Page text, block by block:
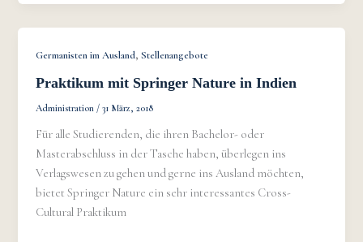
Germanisten im Ausland,Stellenangebote
Praktikum mit Springer Nature in Indien
Administration /31 März, 2018
Für alle Studierenden, die ihren Bachelor- oder
Masterabschluss in der Tasche haben, überlegen ins
Verlagswesen zu gehen und gerne ins Ausland möchten,
bietet Springer Nature ein sehr interessantes Cross-
Cultural Praktikum